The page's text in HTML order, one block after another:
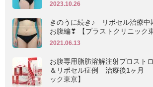
2023.10.26
きのうに続き♪ リポセル治療
お腹編❣ 【プラストクリニック東
2021.06.13
お腹専用脂肪溶解注射プロスト
＆リポセル症例 治療後1ヶ月
ック東京】